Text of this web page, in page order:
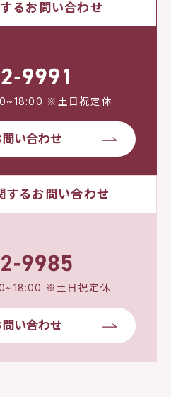
るお問い合わせ
※土日祝定休
問い合わせ
するお問い合わせ
※土日祝定休
問い合わせ